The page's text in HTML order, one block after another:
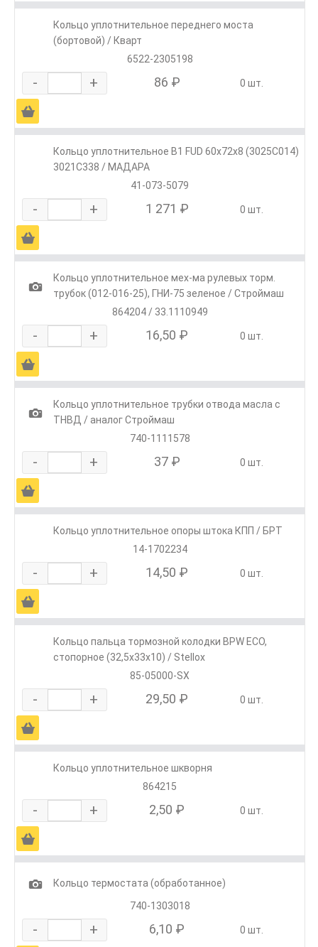
Кольцо уплотнительное переднего моста
(бортовой) / Кварт
6522-2305198
- + 86 ₽ 0 шт.
Ä
Кольцо уплотнительное B1 FUD 60x72x8 (3025C014)
3021C338 / МАДАРА
41-073-5079
- + 1 271 ₽ 0 шт.
Ä
1
Кольцо уплотнительное мех-ма рулевых торм.
трубок (012-016-25), ГНИ-75 зеленое / Строймаш
864204 / 33.1110949
- + 16,50 ₽ 0 шт.
Ä
1
Кольцо уплотнительное трубки отвода масла с
ТНВД / аналог Строймаш
740-1111578
- + 37 ₽ 0 шт.
Ä
Кольцо уплотнительное опоры штока КПП / БРТ
14-1702234
- + 14,50 ₽ 0 шт.
Ä
Кольцо пальца тормозной колодки BPW ЕСО,
стопорное (32,5x33x10) / Stellox
85-05000-SX
- + 29,50 ₽ 0 шт.
Ä
Кольцо уплотнительное шкворня
864215
- + 2,50 ₽ 0 шт.
Ä
1
Кольцо термостата (обработанное)
740-1303018
- + 6,10 ₽ 0 шт.